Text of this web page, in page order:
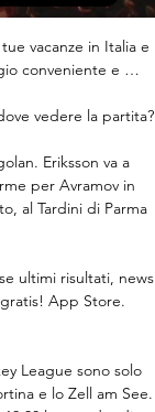
vacanze in Italia e
conveniente e …
vedere la partita?
Eriksson va a
per Avramov in
al Tardini di Parma
ultimi risultati, news
App Store.
League sono solo
e lo Zell am See.